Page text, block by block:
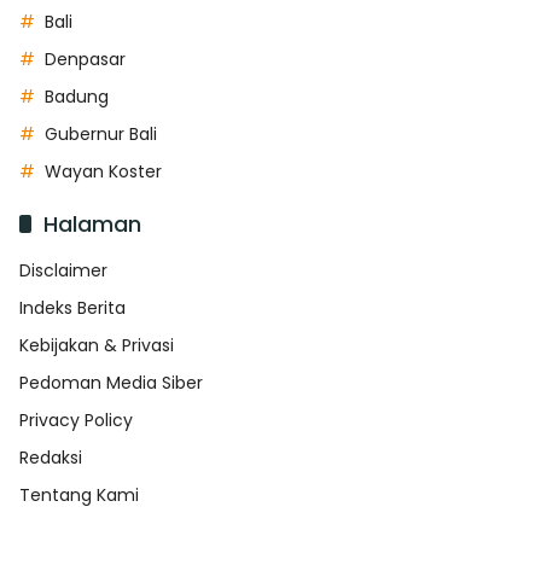
Bali
Denpasar
Badung
Gubernur Bali
Wayan Koster
Halaman
Disclaimer
Indeks Berita
Kebijakan & Privasi
Pedoman Media Siber
Privacy Policy
Redaksi
Tentang Kami